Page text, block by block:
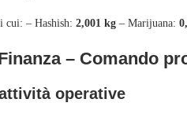
cui: – Hashish: 2,001 kg – Marijuana:
– Comando
operative